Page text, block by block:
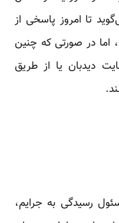
تا امروز پاسخی از
اما در صورتی که چنین
دیدبان یا از طریق
رسیدگی به جرایم،